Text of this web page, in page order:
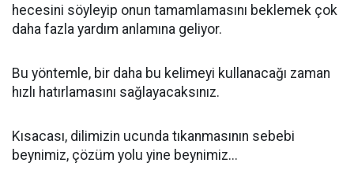
hecesini söyleyip onun tamamlamasını beklemek çok
daha fazla yardım anlamına geliyor.
Bu yöntemle, bir daha bu kelimeyi kullanacağı zaman
hızlı hatırlamasını sağlayacaksınız.
Kısacası, dilimizin ucunda tıkanmasının sebebi
beynimiz, çözüm yolu yine beynimiz...